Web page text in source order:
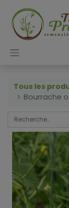
Tous les
Bourrache